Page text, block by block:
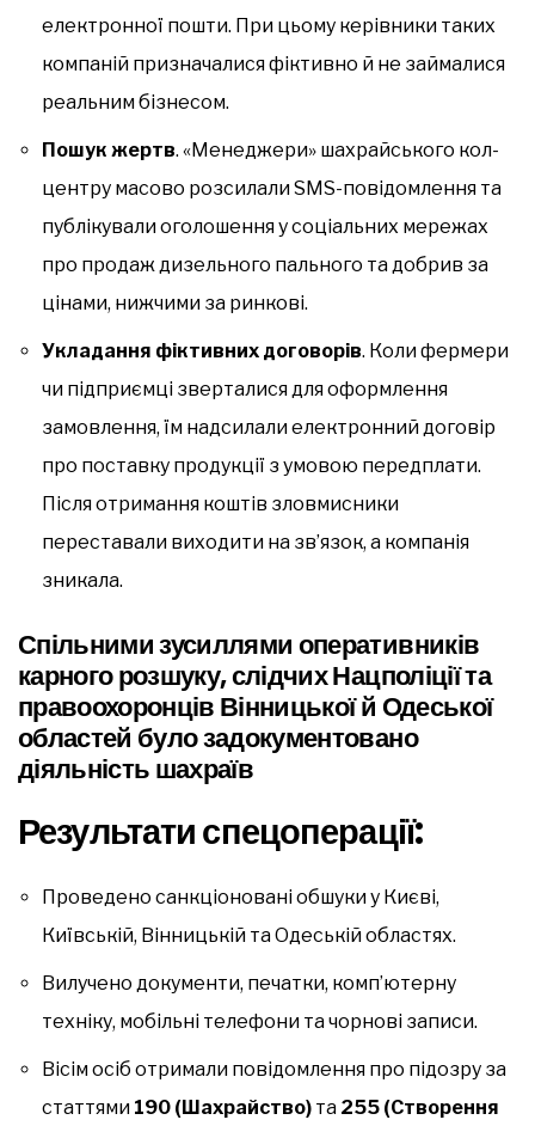
електронної пошти. При цьому керівники таких
компаній призначалися фіктивно й не займалися
реальним бізнесом.
Пошук жертв. «Менеджери» шахрайського кол-
центру масово розсилали SMS-повідомлення та
публікували оголошення у соціальних мережах
про продаж дизельного пального та добрив за
цінами, нижчими за ринкові.
Укладання фіктивних договорів. Коли фермери
чи підприємці зверталися для оформлення
замовлення, їм надсилали електронний договір
про поставку продукції з умовою передплати.
Після отримання коштів зловмисники
переставали виходити на зв’язок, а компанія
зникала.
Спільними зусиллями оперативників
карного розшуку, слідчих Нацполіції та
правоохоронців Вінницької й Одеської
областей було задокументовано
діяльність шахраїв
Результати спецоперації:
Проведено санкціоновані обшуки у Києві,
Київській, Вінницькій та Одеській областях.
Вилучено документи, печатки, комп’ютерну
техніку, мобільні телефони та чорнові записи.
Вісім осіб отримали повідомлення про підозру за
статтями 190 (Шахрайство) та 255 (Створення